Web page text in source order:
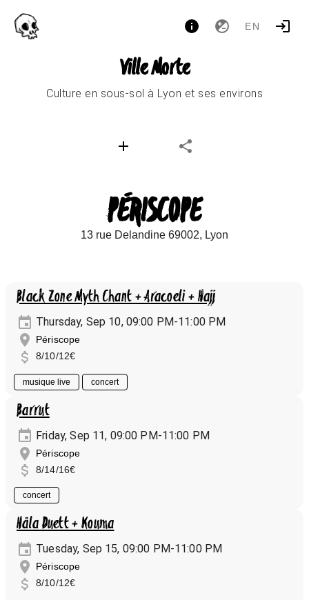
EN
Ville Morte
Culture en sous-sol à Lyon et ses environs
PÉRISCOPE
13 rue Delandine 69002, Lyon
Black Zone Myth Chant + Aracoeli + Hajj
Thursday, Sep 10, 09:00 PM-11:00 PM
Périscope
8/10/12€
musique live concert
Barrut
Friday, Sep 11, 09:00 PM-11:00 PM
Périscope
8/14/16€
concert
Håla Duett + Kouma
Tuesday, Sep 15, 09:00 PM-11:00 PM
Périscope
8/10/12€